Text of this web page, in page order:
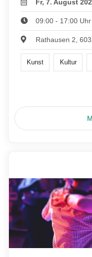
Fr, 7. August
09:00 - 17:00 Uhr
Rathausen 2,
Kunst Kultur